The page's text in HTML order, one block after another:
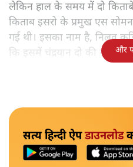
लेकिन हाल के समय में दो
किताब इसरो के प्रमुख एस
गई थी। इसका नाम है, निलवु
कि इसमें चंद्रयान दो की
और
सत्य हिन्दी ऐपडाउनलोड